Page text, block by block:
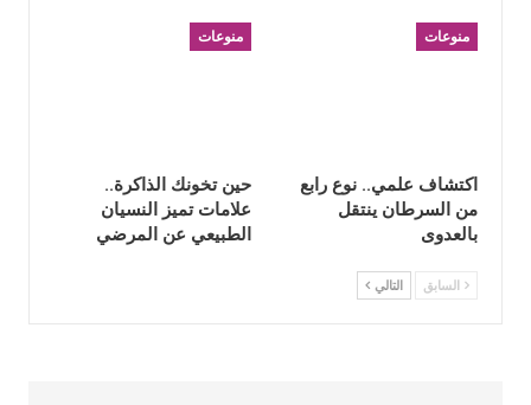
منوعات
اكتشاف علمي.. نوع رابع
من السرطان ينتقل
بالعدوى
منوعات
حين تخونك الذاكرة..
علامات تميز النسيان
الطبيعي عن المرضي
السابق التالي